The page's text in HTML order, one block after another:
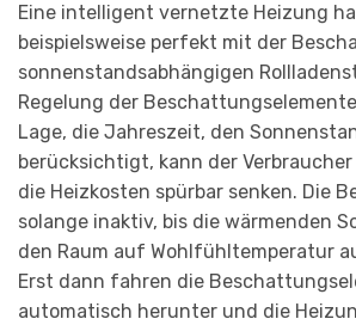
Eine intelligent vernetzte Heizung
beispielsweise perfekt mit der
sonnenstandsabhängigen
Regelung der
Lage, die Jahreszeit, den
berücksichtigt, kann der
die Heizkosten spürbar senken. Die
solange inaktiv, bis die wärmenden
den Raum auf Wohlfühltemperatur
Erst dann fahren die
automatisch herunter und die